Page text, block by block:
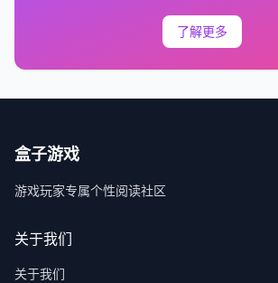
了解更多
盒子游戏
游戏玩家专属个性阅读社区
关于我们
关于我们